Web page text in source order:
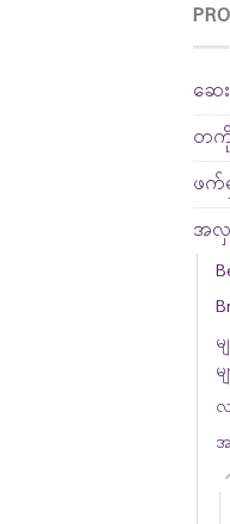
ဆေး
တကို
ဖက်
အလှ
မ